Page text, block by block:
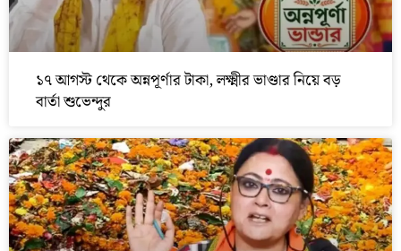
১৭ আগস্ট থেকে অন্নপূর্ণার টাকা, লক্ষ্মীর ভাণ্ডার নিয়ে বড়
বার্তা শুভেন্দুর